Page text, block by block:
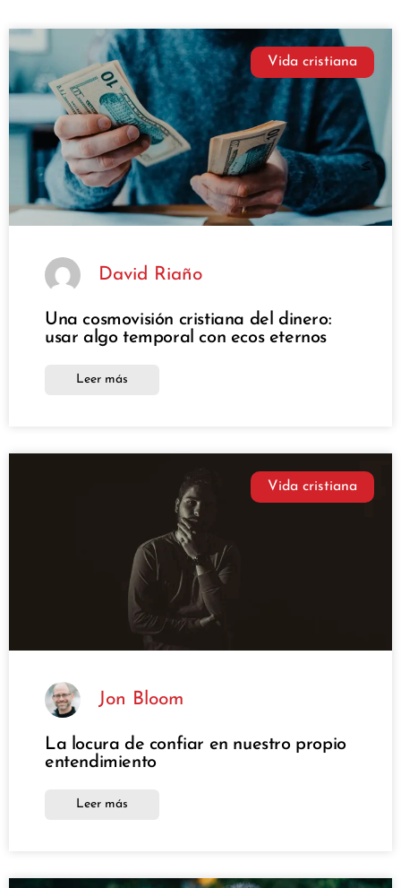
Vida cristiana
David Riaño
Una cosmovisión cristiana del dinero:
usar algo temporal con ecos eternos
Leer más
Vida cristiana
Jon Bloom
La locura de confiar en nuestro propio
entendimiento
Leer más